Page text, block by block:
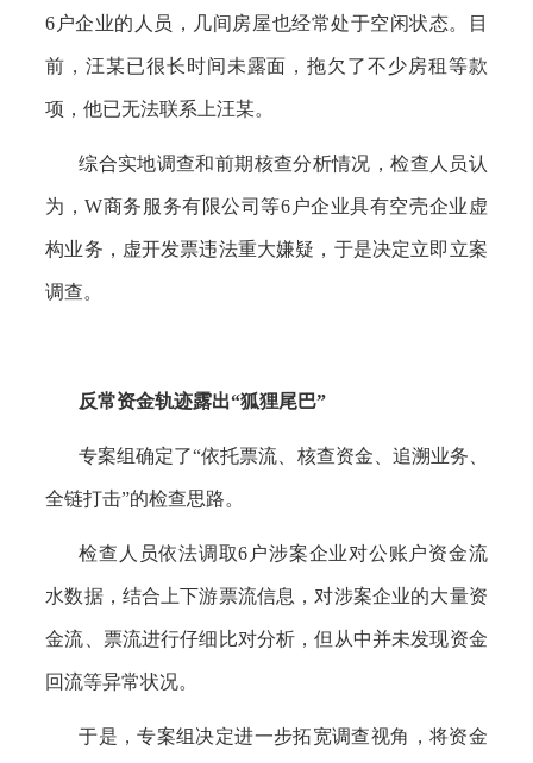
6户企业的人员，几间房屋也经常处于空闲状态。目
前，汪某已很长时间未露面，拖欠了不少房租等款
项，他已无法联系上汪某。
综合实地调查和前期核查分析情况，检查人员认
为，W商务服务有限公司等6户企业具有空壳企业虚
构业务，虚开发票违法重大嫌疑，于是决定立即立案
调查。
反常资金轨迹露出“狐狸尾巴”
专案组确定了“依托票流、核查资金、追溯业务、
全链打击”的检查思路。
检查人员依法调取6户涉案企业对公账户资金流
水数据，结合上下游票流信息，对涉案企业的大量资
金流、票流进行仔细比对分析，但从中并未发现资金
回流等异常状况。
于是，专案组决定进一步拓宽调查视角，将资金